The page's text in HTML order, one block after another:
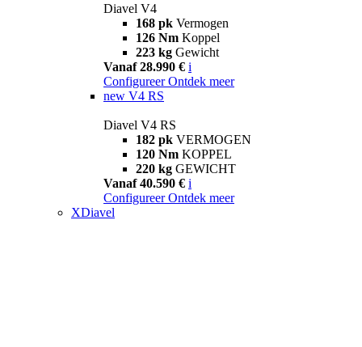
Diavel V4
168 pk Vermogen
126 Nm Koppel
223 kg Gewicht
Vanaf 28.990 € i
Configureer Ontdek meer
new V4 RS
Diavel V4 RS
182 pk VERMOGEN
120 Nm KOPPEL
220 kg GEWICHT
Vanaf 40.590 € i
Configureer Ontdek meer
XDiavel